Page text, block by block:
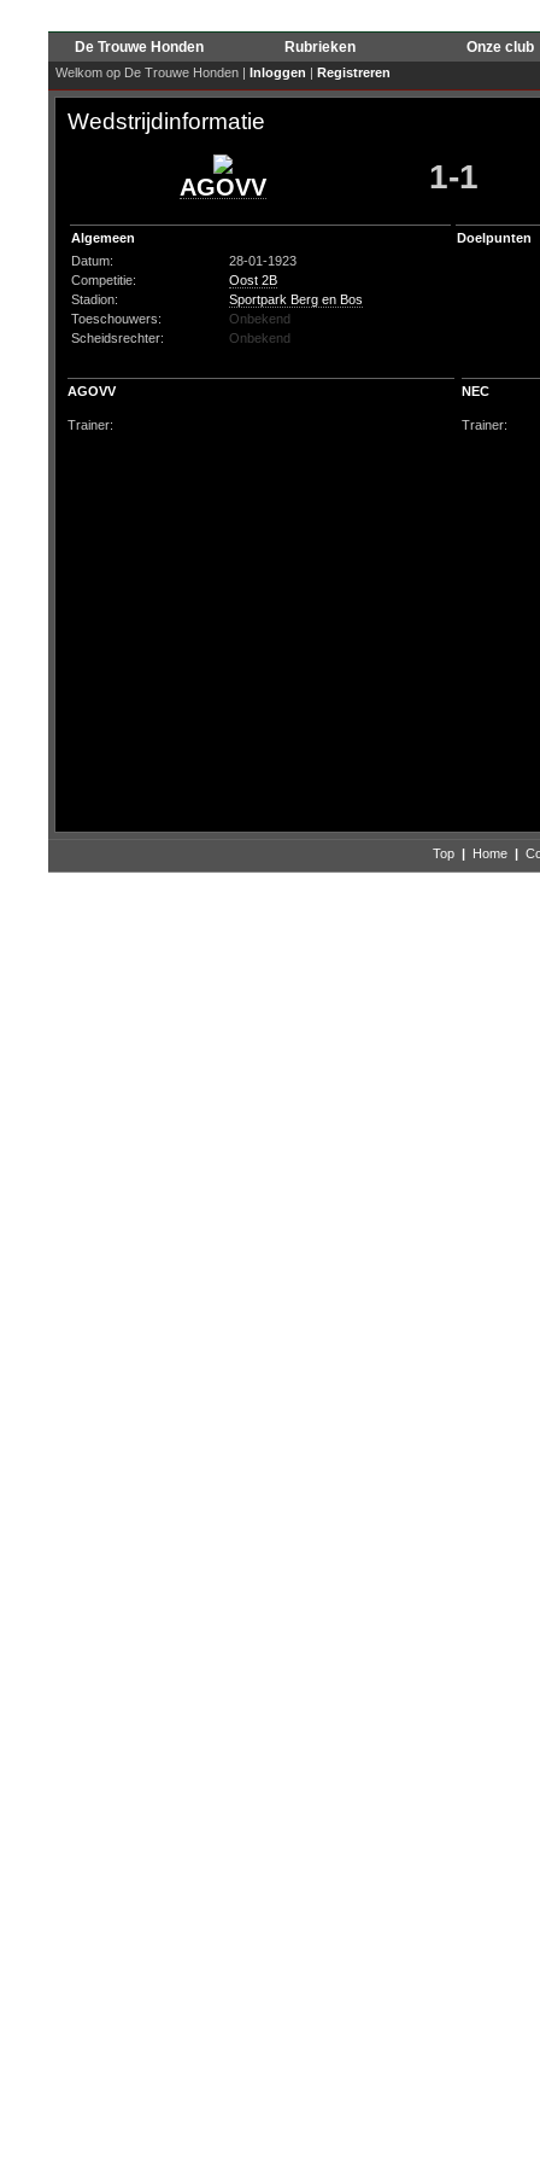
De Trouwe Honden Rubrieken Onze club
Welkom op De Trouwe Honden | Inloggen | Registreren
Wedstrijdinformatie
AGOVV 1-1
Algemeen
Datum:
28-01-1923
Competitie:
Oost 2B
Stadion:
Sportpark Berg en Bos
Toeschouwers:
Onbekend
Scheidsrechter:
Onbekend
Doelpunten
AGOVV NEC
Trainer: Trainer:
Top | Home |